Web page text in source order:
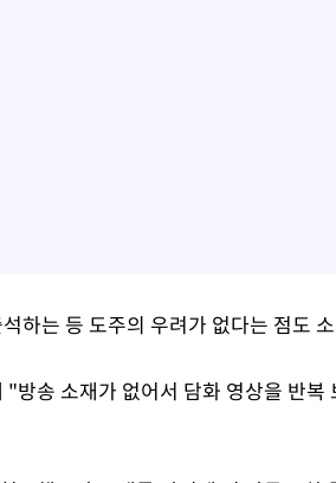
하는 등 도주의 우려가 없다는 점도
"방송 소재가 없어서 담화 영상을 반